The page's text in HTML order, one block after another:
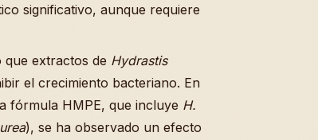
significativo, aunque requiere
que extractos de Hydrastis
el crecimiento bacteriano. En
fórmula HMPE, que incluye H.
), se ha observado un efecto